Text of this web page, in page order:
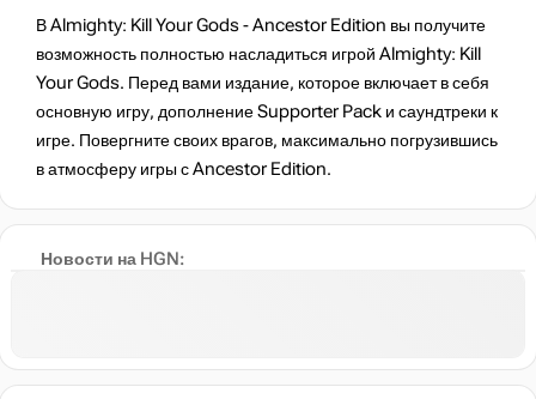
Новости на HGN:
В Almighty: Kill Your Gods - Ancestor Edition вы получите
возможность полностью насладиться игрой Almighty: Kill
Your Gods. Перед вами издание, которое включает в себя
основную игру, дополнение Supporter Pack и саундтреки к
игре. Повергните своих врагов, максимально погрузившись
в атмосферу игры с Ancestor Edition.